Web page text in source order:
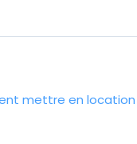
mettre en location